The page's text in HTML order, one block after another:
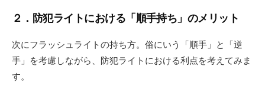
２．防犯ライトにおける「順手持ち」のメリット
次にフラッシュライトの持ち方。俗にいう「順手」と「逆
手」を考慮しながら、防犯ライトにおける利点を考えてみま
す。